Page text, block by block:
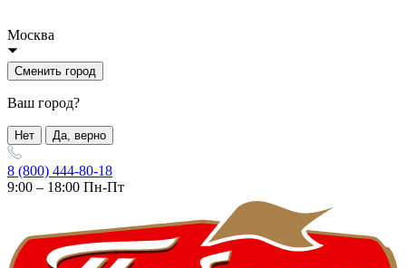
Москва
Сменить город
Ваш город?
Нет Да, верно
8 (800) 444-80-18
9:00 – 18:00 Пн-Пт